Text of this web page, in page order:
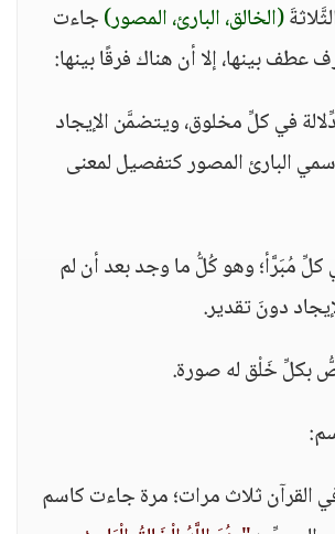
(الخالق، البارئ، المصور)جاءت
بينها، إلا أن هناك فرقًا بينها:
في كلِّ مخلوق، ويتضمَّن الإيجاد
البارئ المصور كتفصيل لمعنى
كلِّ مُبَرَّأ؛ وهو كُلُّ ما وجد بعد أن لم
دونَ تقدير.
بكلِّ خَلْق له صورة.
القرآن ثلاث مرات؛ مرة جاءت كاسم